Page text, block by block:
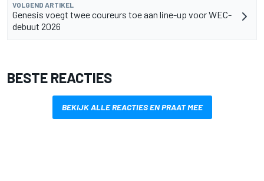
VOLGEND ARTIKEL
Genesis voegt twee coureurs toe aan line-up voor WEC-
debuut 2026
BESTE REACTIES
BEKIJK ALLE REACTIES EN PRAAT MEE